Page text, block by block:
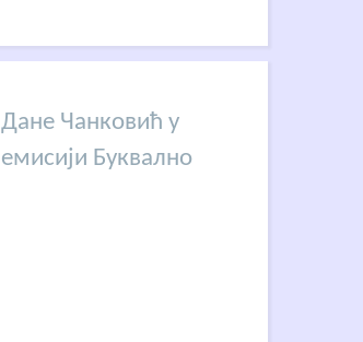
Дане Чанковић у
емисији Буквално